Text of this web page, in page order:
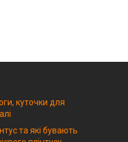
куточки для
та які бувають